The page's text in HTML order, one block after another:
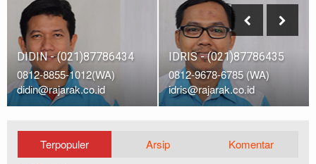
DIDIN - (021)87786434
0812-8855-1012(WA)
didin@rajarak.co.id
IDRIS - (021)87786435
0812-9678-6785 (WA)
idris@rajarak.co.id
Terpopuler Arsip Komentar